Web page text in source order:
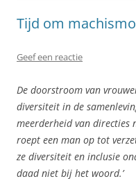
Tijd om
Geef een reactie
De doorstroom van
diversiteit in de
meerderheid van directies
roept een man op tot
ze diversiteit en inclusie
daad niet bij het woord.’